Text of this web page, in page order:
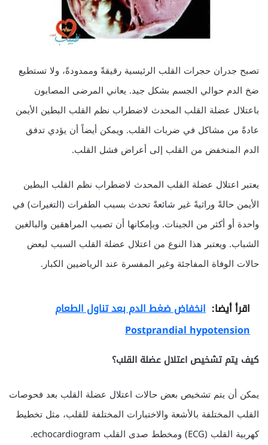
تصبح جدران حجرات القلب الرئيسية رقيقةً وممدودةً، ولا تستطيع
ضخ الدم حوالي الجسم بشكل جيد. يعاني المرضى المصابون
باعتلال عضلة القلب المحدث لاضطراب نظم القلب البطين الأيمن
عادةً من مشاكل في ضربات القلب. ويمكن أيضاً أن يؤدي تدفق
الدم المنخفض من القلب إلى أعراض فشل القلب.
يعتبر اعتلال عضلة القلب المحدث لاضطراب نظم القلب البطين
الأيمن حالةً وراثيةً غير شائعةً تحدث بسبب الطفرات (التغيرات) في
واحدة أو أكثر من الجينات. وبإمكانها أن تصيب المراهقين والبالغين
الشباب. ويعتبر هذا النوع من اعتلال عضلة القلب السبب لبعض
حالات الوفاة المفاجئة وغير المفسرة عند الرياضيين الكبار.
اقرأ أيضا: انخفاض ضغط الدم بعد تناول الطعام
Postprandial hypotension
كيف يتم تشخيص اعتلال عضلة القلب؟
يمكن أن يتم تشخيص بعض حالات اعتلال عضلة القلب بعد فحوصات
القلب المختلفة بالأشعة والاختبارات المختلفة للقلب، مثل تخطيط
كهربية القلب (ECG) ومخطط صدى القلب echocardiogram.